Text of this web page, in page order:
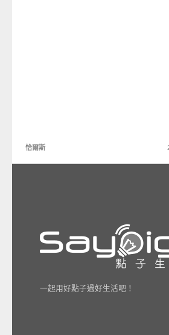
恰爾斯
一起用好點子過好生活吧！